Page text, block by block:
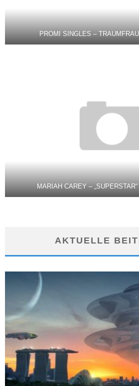
PROMI SINGLES –
MARIAH CAREY –
AKTUELLE